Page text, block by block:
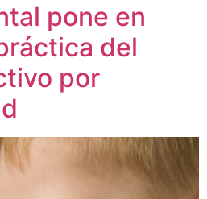
pone en
del
por